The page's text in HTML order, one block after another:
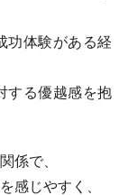
功体験がある経
する優越感を抱
係で、
感じやすく、